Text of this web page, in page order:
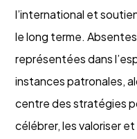
l’international et
le long terme.
représentées dans
instances patronales,
centre des stratégies
célébrer, les valoriser